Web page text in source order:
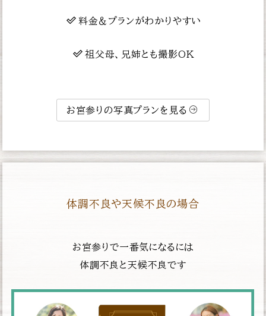
料金＆プランがわかりやすい
祖父母、兄姉とも撮影OK
お宮参りの写真プランを見る
体調不良や天候不良の場合
お宮参りで一番気になるには
体調不良と天候不良です